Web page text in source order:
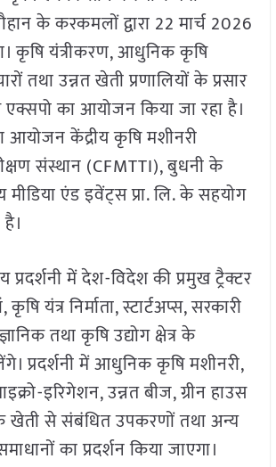
के करकमलों द्वारा 22 मार्च 2026
कृषि यंत्रीकरण, आधुनिक कृषि
तथा उन्नत खेती प्रणालियों के प्रसार
का आयोजन किया जा रहा है।
आयोजन केंद्रीय कृषि मशीनरी
संस्थान (CFMTTI), बुधनी के
मीडिया एंड इवेंट्स प्रा. लि. के सहयोग
प्रदर्शनी में देश-विदेश की प्रमुख ट्रैक्टर
यंत्र निर्माता, स्टार्टअप्स, सरकारी
तथा कृषि उद्योग क्षेत्र के
प्रदर्शनी में आधुनिक कृषि मशीनरी,
इरिगेशन, उन्नत बीज, ग्रीन हाउस
से संबंधित उपकरणों तथा अन्य
का प्रदर्शन किया जाएगा।